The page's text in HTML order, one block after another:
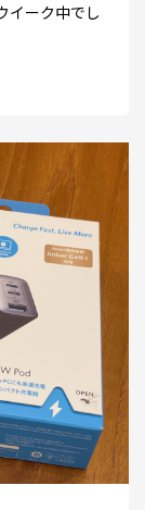
イーク中でし